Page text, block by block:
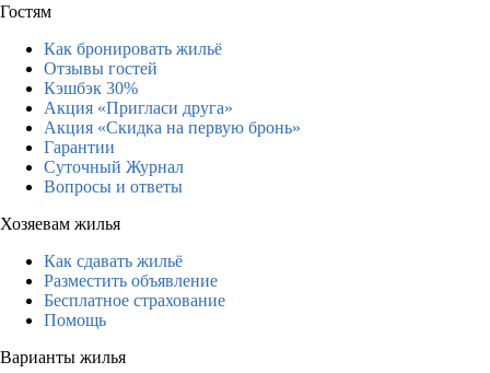
Гостям
Как бронировать жильё
Отзывы гостей
Кэшбэк 30%
Акция «Пригласи друга»
Акция «Скидка на первую бронь»
Гарантии
Суточный Журнал
Вопросы и ответы
Хозяевам жилья
Как сдавать жильё
Разместить объявление
Бесплатное страхование
Помощь
Варианты жилья